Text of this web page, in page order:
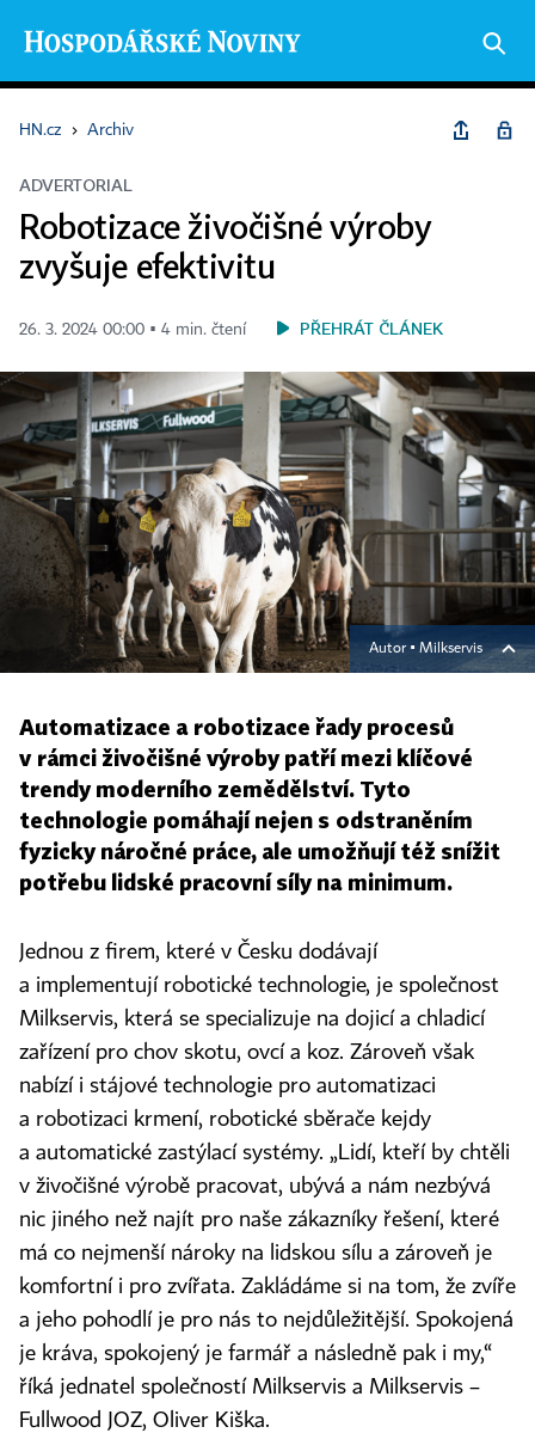
HN.cz › Archiv
ADVERTORIAL
Robotizace živočišné výroby
zvyšuje efektivitu
26. 3. 2024 00:00 ▪ 4 min. čtení PŘEHRÁT ČLÁNEK
Autor ▪ Milkservis
Automatizace a robotizace řady procesů
v rámci živočišné výroby patří mezi klíčové
trendy moderního zemědělství. Tyto
technologie pomáhají nejen s odstraněním
fyzicky náročné práce, ale umožňují též snížit
potřebu lidské pracovní síly na minimum.
Jednou z firem, které v Česku dodávají
a implementují robotické technologie, je společnost
Milkservis, která se specializuje na dojicí a chladicí
zařízení pro chov skotu, ovcí a koz. Zároveň však
nabízí i stájové technologie pro automatizaci
a robotizaci krmení, robotické sběrače kejdy
a automatické zastýlací systémy. „Lidí, kteří by chtěli
v živočišné výrobě pracovat, ubývá a nám nezbývá
nic jiného než najít pro naše zákazníky řešení, které
má co nejmenší nároky na lidskou sílu a zároveň je
komfortní i pro zvířata. Zakládáme si na tom, že zvíře
a jeho pohodlí je pro nás to nejdůležitější. Spokojená
je kráva, spokojený je farmář a následně pak i my,“
říká jednatel společností Milkservis a Milkservis –
Fullwood JOZ, Oliver Kiška.